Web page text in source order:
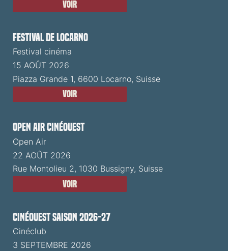
Voir
Festival de Locarno
Festival cinéma
15 AOÛT 2026
Piazza Grande 1, 6600 Locarno, Suisse
Voir
Open Air CinéOuest
Open Air
22 AOÛT 2026
Rue Montolieu 2, 1030 Bussigny, Suisse
Voir
CinéOuest Saison 2026-27
Cinéclub
3 SEPTEMBRE 2026